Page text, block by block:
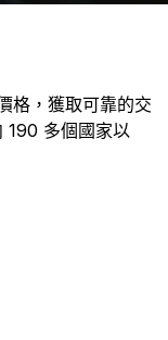
格，獲取可靠的交
190 多個國家以